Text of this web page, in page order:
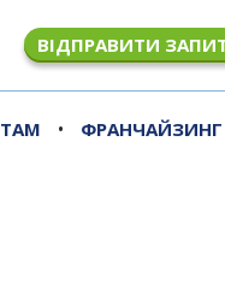
ВІДПРАВИТИ
• ФРАНЧАЙЗИНГ